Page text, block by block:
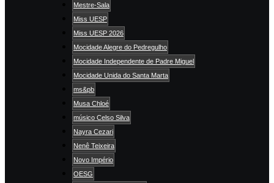
Mestre-Sala
Miss UESP
Miss UESP 2026
Mocidade Alegre do Pedregulho
Mocidade Independente de Padre Miguel
Mocidade Unida do Santa Marta
ms&pb
Musa Chloé
músico Celso Silva
Nayra Cezari
Nenê Teixeira
Novo Império
OESG